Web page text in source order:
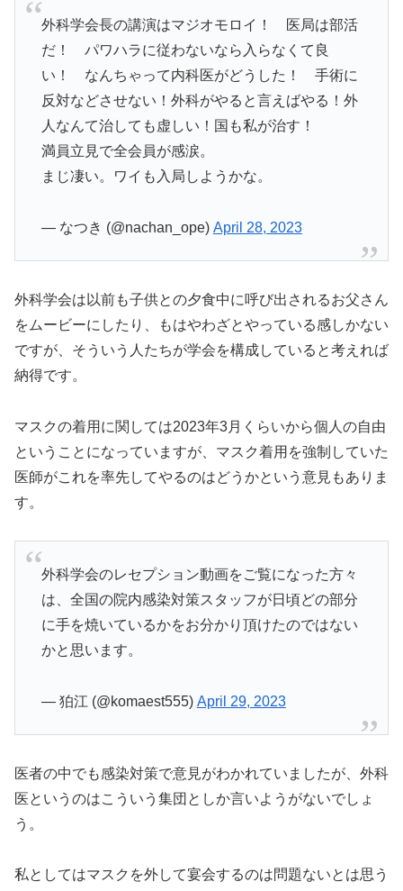
外科学会長の講演はマジオモロイ！ 医局は部活
だ！ パワハラに従わないなら入らなくて良
い！ なんちゃって内科医がどうした！ 手術に
反対などさせない！外科がやると言えばやる！外
人なんて治しても虚しい！国も私が治す！
満員立見で全会員が感涙。
まじ凄い。ワイも入局しようかな。
— なつき (@nachan_ope) April 28, 2023
外科学会は以前も子供との夕食中に呼び出されるお父さん
をムービーにしたり、もはやわざとやっている感しかない
ですが、そういう人たちが学会を構成していると考えれば
納得です。
マスクの着用に関しては2023年3月くらいから個人の自由
ということになっていますが、マスク着用を強制していた
医師がこれを率先してやるのはどうかという意見もありま
す。
外科学会のレセプション動画をご覧になった方々
は、全国の院内感染対策スタッフが日頃どの部分
に手を焼いているかをお分かり頂けたのではない
かと思います。
— 狛江 (@komaest555) April 29, 2023
医者の中でも感染対策で意見がわかれていましたが、外科
医というのはこういう集団としか言いようがないでしょ
う。
私としてはマスクを外して宴会するのは問題ないとは思う